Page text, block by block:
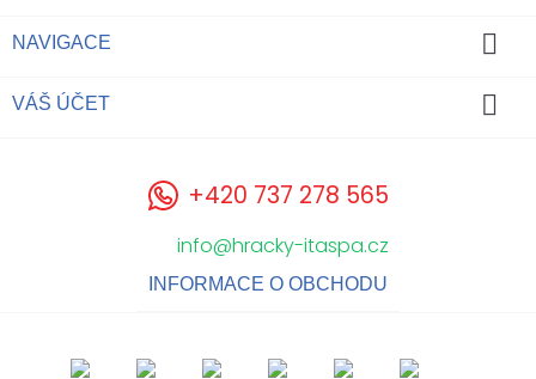
NAVIGACE 
VÁŠ ÚČET 
+420 737 278 565
info@hracky-itaspa.cz
INFORMACE O OBCHODU